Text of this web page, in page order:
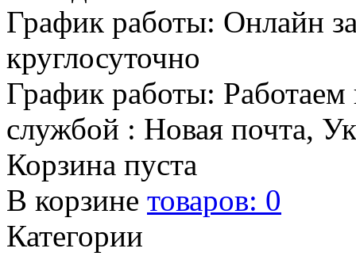
График работы: Онлайн
круглосуточно
График работы: Работаем
службой : Новая почта,
Корзина пуста
В корзине товаров: 0
Категории